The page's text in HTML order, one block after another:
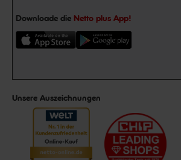
Downloade die Netto plus App!
Unsere Auszeichnungen